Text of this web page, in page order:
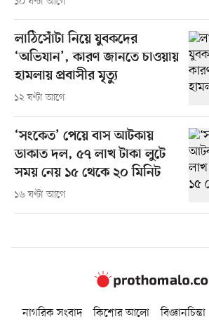
লাঠিসোঁটা নিয়ে যুবকদের
‘অভিযান’, কারণ জানতে চাওয়ায়
হামলায় প্রবাসীর মৃত্যু
১২ ঘণ্টা আগে
‘সংকেত’ পেয়ে বাস আটকায়
ডাকাত দল, ৫৭ লাখ টাকা লুটে
সময় নেয় ১৫ থেকে ২০ মিনিট
১৬ ঘণ্টা আগে
নাগরিক সংবাদ কিশোর আলো বিজ্ঞানচিন্তা